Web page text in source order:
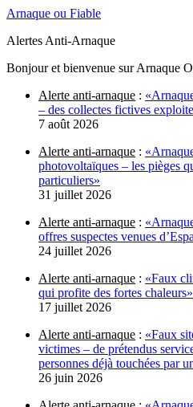
Arnaque ou Fiable
Alertes Anti-Arnaque
Bonjour et bienvenue sur Arnaque
Alerte anti-arnaque :
– des collectes fictives
7 août 2026
Alerte anti-arnaque :
photovoltaïques – les pièges
particuliers»
31 juillet 2026
Alerte anti-arnaque :
offres suspectes venues
24 juillet 2026
Alerte anti-arnaque : «Faux
qui profite des fortes chaleurs»
17 juillet 2026
Alerte anti-arnaque : «Faux
victimes – de prétendus
personnes déjà touchées par
26 juin 2026